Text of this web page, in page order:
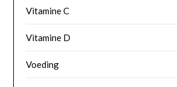
Vitamine C
Vitamine D
Voeding